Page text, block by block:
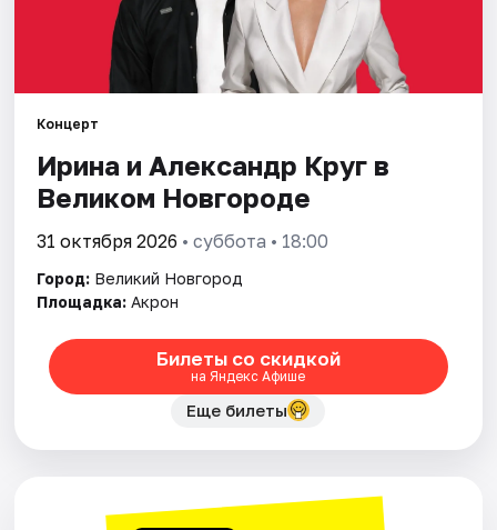
Артисты
Рейтинги
Концерт
Ирина и Александр Круг в
Великом Новгороде
31 октября 2026 • суббота • 18:00
Город: Великий Новгород
Площадка: Акрон
Билеты со скидкой
на Яндекс Афише
Еще билеты